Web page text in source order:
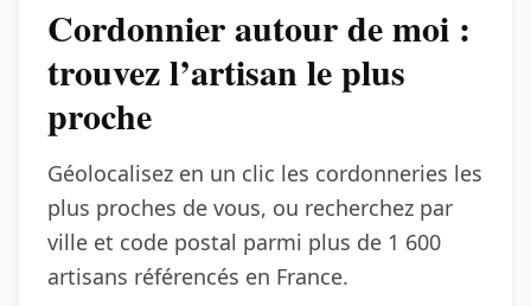
Cordonnier autour de moi :
trouvez l’artisan le plus
proche
Géolocalisez en un clic les cordonneries les
plus proches de vous, ou recherchez par
ville et code postal parmi plus de 1 600
artisans référencés en France.